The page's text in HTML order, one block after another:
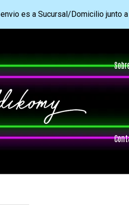
es a Sucursal/Domicilio junto